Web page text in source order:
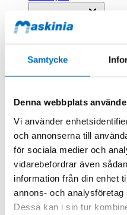
Samtycke
Denna webbplats
Vi använder
och annonserna till
för sociala medier och
vidarebefordrar även
information från din enhet
annons- och analysföretag
Dessa kan i sin tur
Search
Hem
Hem
Produkten finns i följande
Doosan/Develon
Nut,track Spring